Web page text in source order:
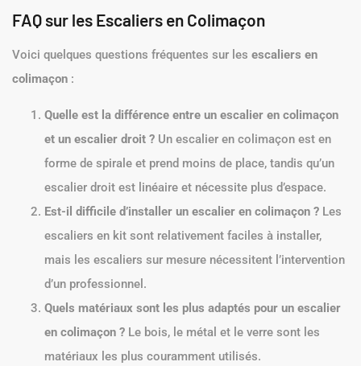
FAQ sur les Escaliers en Colimaçon
Voici quelques questions fréquentes sur les escaliers en
colimaçon :
Quelle est la différence entre un escalier en colimaçon
et un escalier droit ? Un escalier en colimaçon est en
forme de spirale et prend moins de place, tandis qu’un
escalier droit est linéaire et nécessite plus d’espace.
Est-il difficile d’installer un escalier en colimaçon ? Les
escaliers en kit sont relativement faciles à installer,
mais les escaliers sur mesure nécessitent l’intervention
d’un professionnel.
Quels matériaux sont les plus adaptés pour un escalier
en colimaçon ? Le bois, le métal et le verre sont les
matériaux les plus couramment utilisés.